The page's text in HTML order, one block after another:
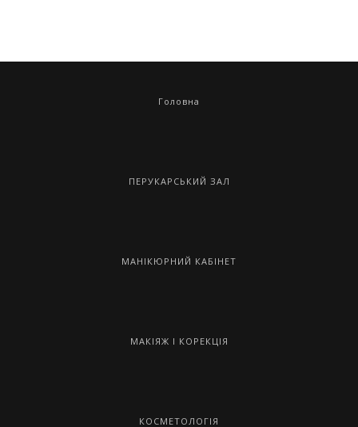
Головна
ПЕРУКАРСЬКИЙ ЗАЛ
МАНІКЮРНИЙ КАБІНЕТ
МАКІЯЖ І КОРЕКЦІЯ
КОСМЕТОЛОГІЯ